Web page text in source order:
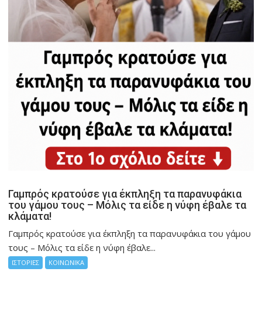
Γαμπρός κρατούσε για έκπληξη τα παρανυφάκια
του γάμου τους – Μόλις τα είδε η νύφη έβαλε τα
κλάματα!
Γαμπρός κρατούσε για έκπληξη τα παρανυφάκια του γάμου
τους – Μόλις τα είδε η νύφη έβαλε...
ΙΣΤΟΡΙΕΣ ΚΟΙΝΩΝΙΚΑ